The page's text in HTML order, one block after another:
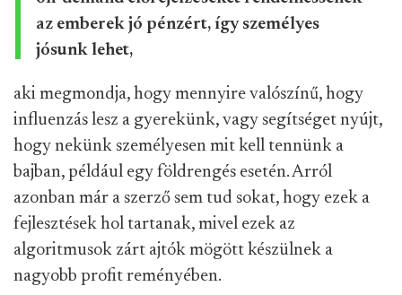
az emberek jó pénzért, így személyes
jósunk lehet,
aki megmondja, hogy mennyire valószínű, hogy
influenzás lesz a gyerekünk, vagy segítséget nyújt,
hogy nekünk személyesen mit kell tennünk a
bajban, például egy földrengés esetén. Arról
azonban már a szerző sem tud sokat, hogy ezek a
fejlesztések hol tartanak, mivel ezek az
algoritmusok zárt ajtók mögött készülnek a
nagyobb profit reményében.